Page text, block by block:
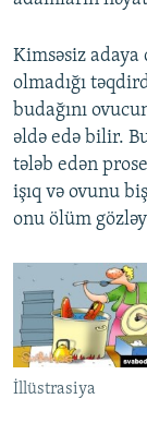
Kimsəsiz adaya
olmadığı
budağını
əldə edə bilir.
tələb edən
işıq və ovunu
onu ölüm
İllüstrasiya